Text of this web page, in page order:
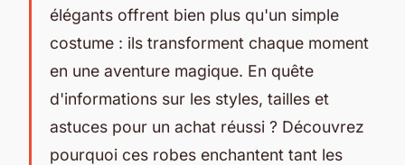
élégants offrent bien plus qu'un simple
costume : ils transforment chaque moment
en une aventure magique. En quête
d'informations sur les styles, tailles et
astuces pour un achat réussi ? Découvrez
pourquoi ces robes enchantent tant les